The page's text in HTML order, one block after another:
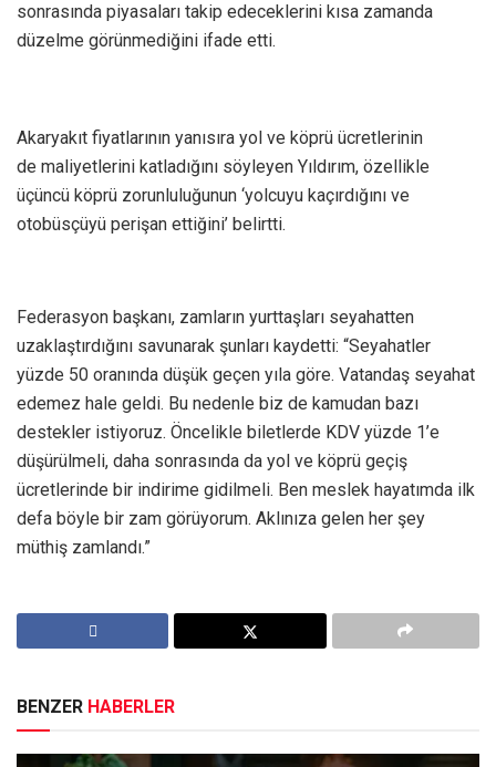
sonrasında piyasaları takip edeceklerini kısa zamanda
düzelme görünmediğini ifade etti.
Akaryakıt fiyatlarının yanısıra yol ve köprü ücretlerinin
de maliyetlerini katladığını söyleyen Yıldırım, özellikle
üçüncü köprü zorunluluğunun ‘yolcuyu kaçırdığını ve
otobüsçüyü perişan ettiğini’ belirtti.
Federasyon başkanı, zamların yurttaşları seyahatten
uzaklaştırdığını savunarak şunları kaydetti: “Seyahatler
yüzde 50 oranında düşük geçen yıla göre. Vatandaş seyahat
edemez hale geldi. Bu nedenle biz de kamudan bazı
destekler istiyoruz. Öncelikle biletlerde KDV yüzde 1’e
düşürülmeli, daha sonrasında da yol ve köprü geçiş
ücretlerinde bir indirime gidilmeli. Ben meslek hayatımda ilk
defa böyle bir zam görüyorum. Aklınıza gelen her şey
müthiş zamlandı.”
BENZER HABERLER